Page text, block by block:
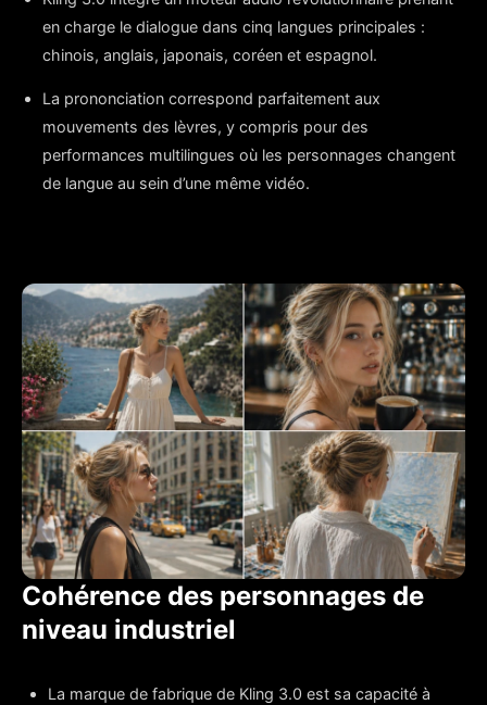
en charge le dialogue dans cinq langues principales :
chinois, anglais, japonais, coréen et espagnol.
La prononciation correspond parfaitement aux
mouvements des lèvres, y compris pour des
performances multilingues où les personnages changent
de langue au sein d’une même vidéo.
Cohérence des personnages de
niveau industriel
La marque de fabrique de Kling 3.0 est sa capacité à